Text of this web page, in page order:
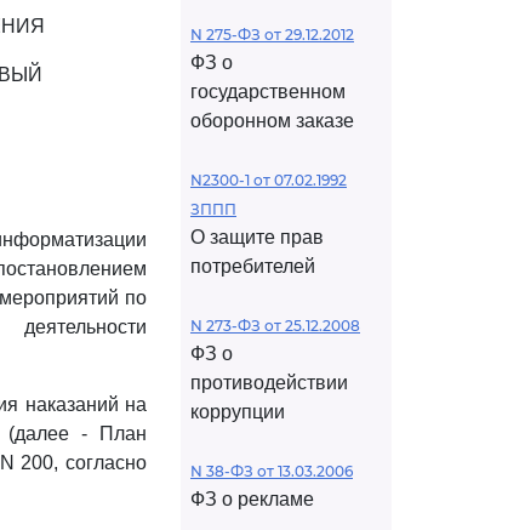
по
наказаний на
(далее - План
200, согласно
N 275-ФЗ от 29.12.2012
ФЗ о
государственном
оборонном заказе
N2300-1 от 07.02.1992
ЗППП
О защите прав
потребителей
N 273-ФЗ от 25.12.2008
ФЗ о
противодействии
коррупции
N 38-ФЗ от 13.03.2006
ФЗ о рекламе